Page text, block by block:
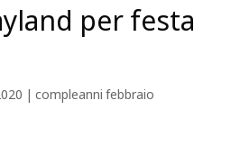
per festa
| compleanni febbraio